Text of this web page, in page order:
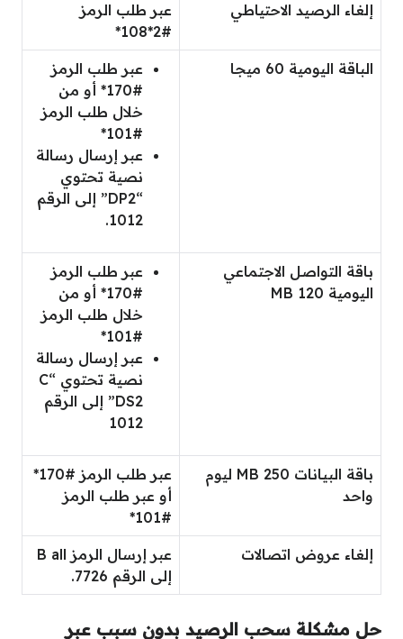
إلغاء الرصيد الاحتياطي
عبر طلب الرمز
#2*108*
الباقة اليومية 60 ميجا
عبر طلب الرمز
#170* أو من
خلال طلب الرمز
#101*
عبر إرسال رسالة
نصية تحتوي
“DP2” إلى الرقم
1012.
باقة التواصل الاجتماعي
اليومية 120 MB
عبر طلب الرمز
#170* أو من
خلال طلب الرمز
#101*
عبر إرسال رسالة
نصية تحتوي “C
DS2” إلى الرقم
1012
باقة البيانات 250 MB ليوم
واحد
عبر طلب الرمز #170*
أو عبر طلب الرمز
#101*
إلغاء عروض اتصالات عبر إرسال الرمز B all
إلى الرقم 7726.
حل مشكلة سحب الرصيد بدون سبب عبر